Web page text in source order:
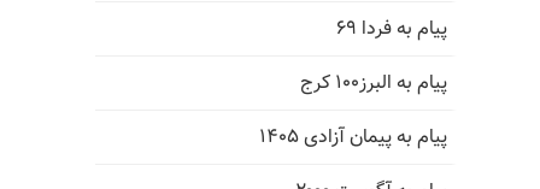
پیام به فردا ۶۹
پیام به البرز۱۰۰ کرج
پیام به پیمان آزادی ۱۴۰۵